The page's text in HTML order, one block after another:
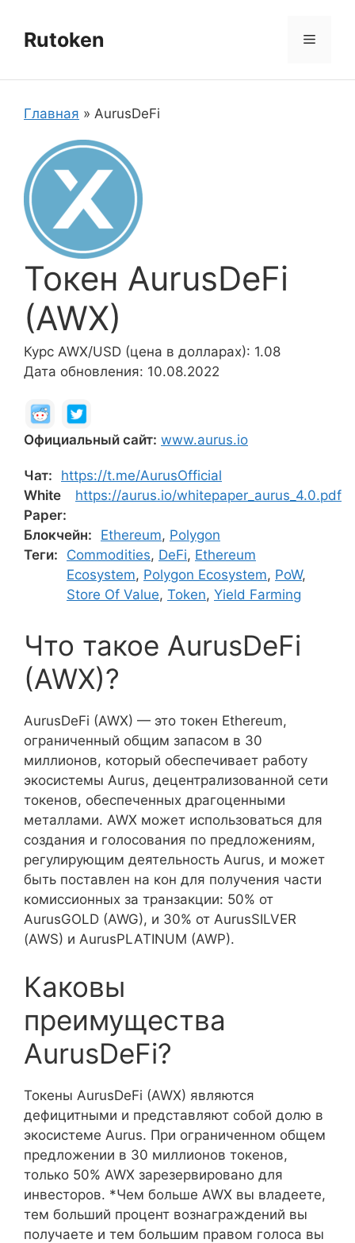
содержимому
Rutoken Меню
Главная » AurusDeFi
Токен AurusDeFi
(AWX)
Курс AWX/USD (цена в долларах): 1.08
Дата обновления: 10.08.2022
Официальный сайт: www.aurus.io
Чат:
https://t.me/AurusOfficial
White
Paper:
https://aurus.io/whitepaper_aurus_4.0.pdf
Блокчейн: Ethereum, Polygon
Теги:
Commodities, DeFi, Ethereum
Ecosystem, Polygon Ecosystem, PoW,
Store Of Value, Token, Yield Farming
Что такое AurusDeFi
(AWX)?
AurusDeFi (AWX) — это токен Ethereum,
ограниченный общим запасом в 30
миллионов, который обеспечивает работу
экосистемы Aurus, децентрализованной сети
токенов, обеспеченных драгоценными
металлами. AWX может использоваться для
создания и голосования по предложениям,
регулирующим деятельность Aurus, и может
быть поставлен на кон для получения части
комиссионных за транзакции: 50% от
AurusGOLD (AWG), и 30% от AurusSILVER
(AWS) и AurusPLATINUM (AWP).
Каковы
преимущества
AurusDeFi?
Токены AurusDeFi (AWX) являются
дефицитными и представляют собой долю в
экосистеме Aurus. При ограниченном общем
предложении в 30 миллионов токенов,
только 50% AWX зарезервировано для
инвесторов. *Чем больше AWX вы владеете,
тем больший процент вознаграждений вы
получаете и тем большим правом голоса вы